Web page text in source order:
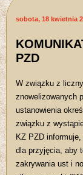
sobota, 18 kwietnia
PZD
W związku z
znowelizowanych
ustanowienia
związku z
KZ PZD
dla przyjęcia, aby
zakrywania ust i